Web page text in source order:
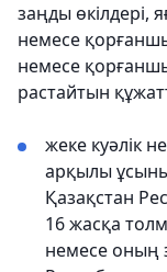
заңды
немесе
немесе
растайтын
жеке куәлік
арқылы
Қазақстан
16 жасқа
немесе оның